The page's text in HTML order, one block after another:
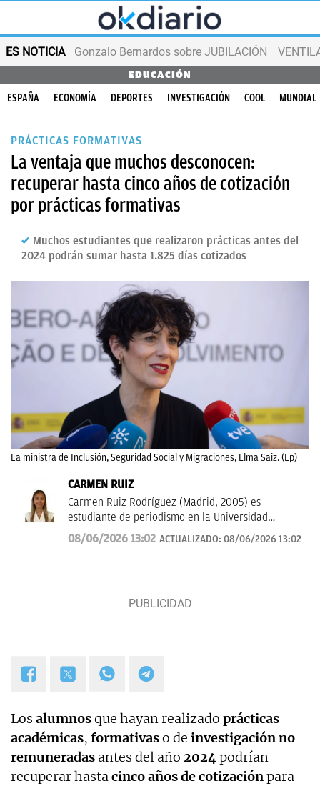
ES NOTICIA Gonzalo Bernardos sobre JUBILACIÓN
EDUCACIÓN
ESPAÑA ECONOMÍA DEPORTES INVESTIGACIÓN COOL MUNDIAL
PRÁCTICAS FORMATIVAS
La ventaja que muchos desconocen:
recuperar hasta cinco años de cotización
por prácticas formativas
Muchos estudiantes que realizaron prácticas antes del
2024 podrán sumar hasta 1.825 días cotizados
La ministra de Inclusión, Seguridad Social y Migraciones, Elma Saiz. (Ep)
CARMEN RUIZ
Carmen Ruiz Rodríguez (Madrid, 2005) es
estudiante de periodismo en la Universidad
Complutense de Madrid (UCM) desde el año 2023.
Es especialista en periodismo de SEO y en
08/06/2026 13:02 ACTUALIZADO: 08/06/2026 13:02
Los alumnosque hayan realizado prácticas
académicas, formativaso de investigaciónno
remuneradas antes del año 2024podrían
recuperar hastacinco años de cotizaciónpara